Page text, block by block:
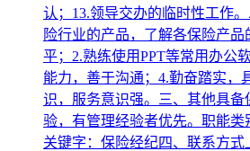
认；13.领导交办的临时性工作
险行业的产品，了解各保险产
平；2.熟练使用PPT等常用办公
能力，善于沟通；4.勤奋踏实，
识，服务意识强。三、其他具
验，有管理经验者优先。职能类
关键字：保险经纪四、联系方